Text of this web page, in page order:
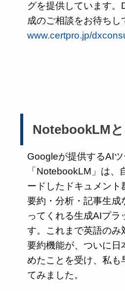
グを提供しています。
成のご相談をお待ちし
www.certpro.jp/
NotebookLMと
Googleが提供するAI
「NotebookLM」は、
ードしたドキュメント
要約・分析・記事生成
ってくれる生成AIプラ
す。これまで英語のみ
要約機能が、ついに日
めたことを受け、私も
てみました。